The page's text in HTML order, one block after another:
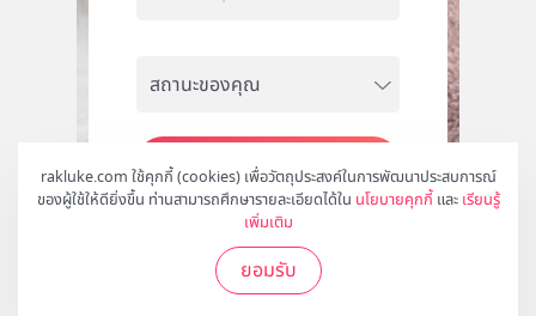
rakluke.com ใช้คุกกี้ (cookies) เพื่อวัตถุประสงค์ในการพัฒนาประสบการณ์
ของผู้ใช้ให้ดียิ่งขึ้น ท่านสามารถศึกษารายละเอียดได้ใน นโยบายคุกกี้ และ เรียนรู้
เพิ่มเติม
ยอมรับ
สมัคร
ติดตามเราได้ที่